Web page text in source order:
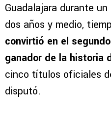
Guadalajara durante
dos años y medio,
convirtió en el
ganador de la historia
cinco títulos oficiales
disputó.